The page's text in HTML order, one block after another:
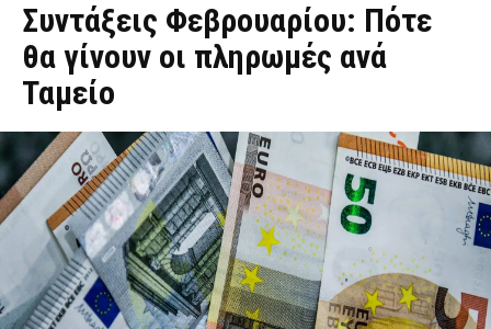
Συντάξεις Φεβρουαρίου: Πότε
θα γίνουν οι πληρωμές ανά
Ταμείο